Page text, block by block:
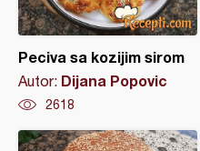
Peciva sa kozijim sirom
Autor: Dijana Popovic
2618